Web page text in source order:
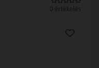
0 értékelés